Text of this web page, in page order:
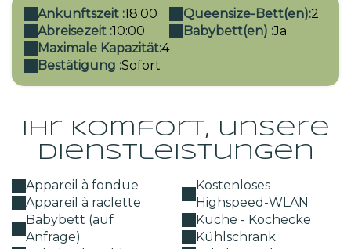
Ankunftszeit :18:00
Abreisezeit :10:00
Maximale Kapazität:4
Bestätigung :Sofort
Queensize-Bett(en):2
Babybett(en) :Ja
Ihr Komfort, unsere
Dienstleistungen
Appareil à fondue
Appareil à raclette
Babybett (auf
Anfrage)
Kostenloses
Highspeed-WLAN
Küche - Kochecke
Kühlschrank